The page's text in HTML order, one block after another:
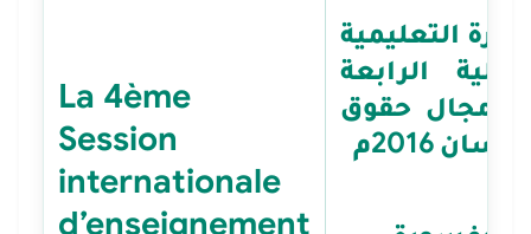
La 4ème
Session
internationale
d’enseignement
التعليمية
الرابعة
مجال حقوق
2016م